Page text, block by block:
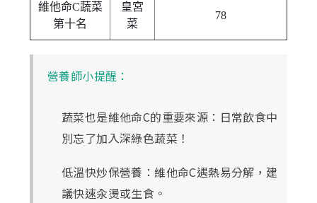
維他命C蔬菜
第十名
皇宮
菜
78
營養師小提醒：
蔬菜也是維他命C的重要來源：日常飲食中
別忘了加入深綠色蔬菜！
低溫快炒保營養：維他命C遇熱易分解，建
議快速汆燙或生食。